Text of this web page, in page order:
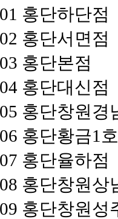
홍단하단점
홍단서면점
홍단본점
홍단대신점
홍단창원경
홍단황금1
홍단율하점
홍단창원상
홍단창원성